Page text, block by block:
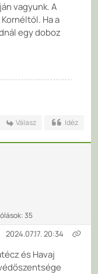
vagyunk. A
Ha a
egy doboz
Válasz Idéz
35
2024.07.17. 20:34
és Havaj